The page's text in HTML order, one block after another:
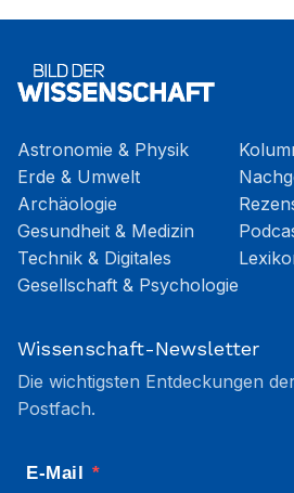
Astronomie & Physik
Erde & Umwelt
Archäologie
Gesundheit & Medizin
Technik & Digitales
Gesellschaft & Psychologie
Wissenschaft-Newsletter
Die wichtigsten Entdeckungen
Postfach.